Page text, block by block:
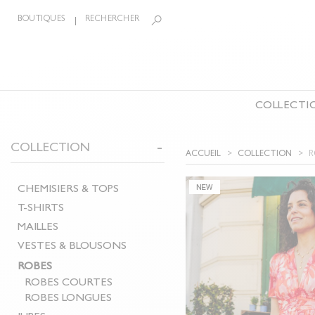
BOUTIQUES RECHERCHER
LA COLLECTION
T-SHIRTS
MAILLES
JUPES
SHORTS
BIJOUX
COLLECTION
CHEMISIERS & TOPS
T-SHIRTS
MAILLES
VESTES & BLOUSONS
ROBES
ROBES COURTES
ROBES LONGUES
ACCUEIL COLLECTION